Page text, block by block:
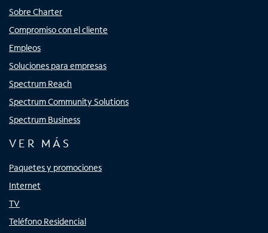
Sobre Charter
Compromiso con el cliente
Empleos
Soluciones para empresas
Spectrum Reach
Spectrum Community Solutions
Spectrum Business
VER MÁS
Paquetes y promociones
Internet
TV
Teléfono Residencial